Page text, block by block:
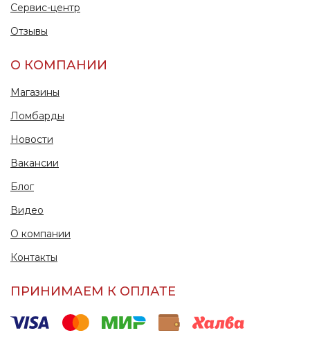
Сервис-центр
Отзывы
О КОМПАНИИ
Магазины
Ломбарды
Новости
Вакансии
Блог
Видео
О компании
Контакты
ПРИНИМАЕМ К ОПЛАТЕ